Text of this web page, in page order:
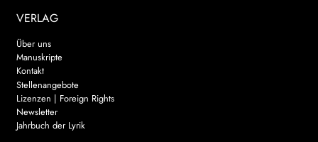
VERLAG
Über uns
Manuskripte
Kontakt
Stellenangebote
Lizenzen | Foreign Rights
Newsletter
Jahrbuch der Lyrik